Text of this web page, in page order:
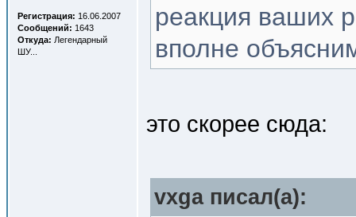
Регистрация: 16.06.2007
Сообщений: 1643
Откуда: Легендарный
ШУ...
реакция ваших
вполне
это скорее сюда:
vxga писал(a):